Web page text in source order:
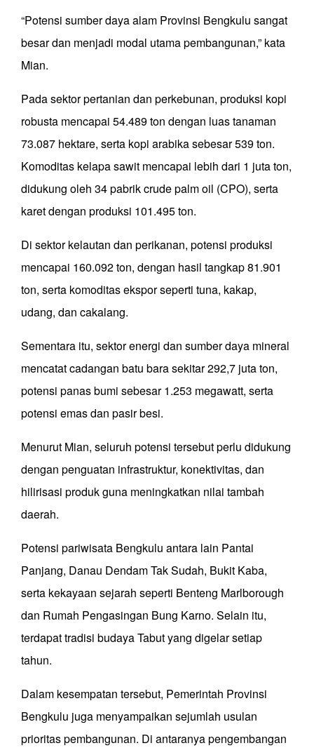
“Potensi sumber daya alam Provinsi Bengkulu sangat
besar dan menjadi modal utama pembangunan,” kata
Mian.
Pada sektor pertanian dan perkebunan, produksi kopi
robusta mencapai 54.489 ton dengan luas tanaman
73.087 hektare, serta kopi arabika sebesar 539 ton.
Komoditas kelapa sawit mencapai lebih dari 1 juta ton,
didukung oleh 34 pabrik crude palm oil (CPO), serta
karet dengan produksi 101.495 ton.
Di sektor kelautan dan perikanan, potensi produksi
mencapai 160.092 ton, dengan hasil tangkap 81.901
ton, serta komoditas ekspor seperti tuna, kakap,
udang, dan cakalang.
Sementara itu, sektor energi dan sumber daya mineral
mencatat cadangan batu bara sekitar 292,7 juta ton,
potensi panas bumi sebesar 1.253 megawatt, serta
potensi emas dan pasir besi.
Menurut Mian, seluruh potensi tersebut perlu didukung
dengan penguatan infrastruktur, konektivitas, dan
hilirisasi produk guna meningkatkan nilai tambah
daerah.
Potensi pariwisata Bengkulu antara lain Pantai
Panjang, Danau Dendam Tak Sudah, Bukit Kaba,
serta kekayaan sejarah seperti Benteng Marlborough
dan Rumah Pengasingan Bung Karno. Selain itu,
terdapat tradisi budaya Tabut yang digelar setiap
tahun.
Dalam kesempatan tersebut, Pemerintah Provinsi
Bengkulu juga menyampaikan sejumlah usulan
prioritas pembangunan. Di antaranya pengembangan